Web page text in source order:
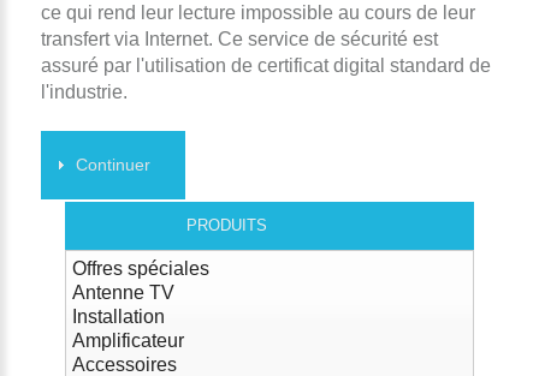
ce qui rend leur lecture impossible au cours de leur
transfert via Internet. Ce service de sécurité est
assuré par l'utilisation de certificat digital standard de
l'industrie.
Continuer
PRODUITS
Offres spéciales
Antenne TV
Installation
Amplificateur
Accessoires